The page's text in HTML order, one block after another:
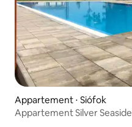
Appartement ⋅ Siófok
Appartement Silver Seaside